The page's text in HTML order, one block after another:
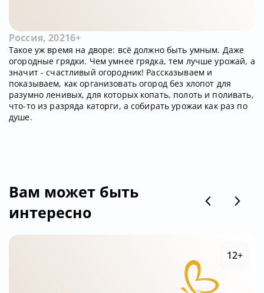
Россия, 20216+
Такое уж время на дворе: всё должно быть умным. Даже
огородные грядки. Чем умнее грядка, тем лучше урожай, а
значит - счастливый огородник! Рассказываем и
показываем, как организовать огород без хлопот для
разумно ленивых, для которых копать, полоть и поливать,
что-то из разряда каторги, а собирать урожаи как раз по
душе.
Вам может быть
интересно
12+